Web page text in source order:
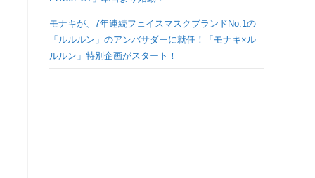
モナキが、7年連続フェイスマスクブランドNo.1の
「ルルルン」のアンバサダーに就任！「モナキ×ル
ルルン」特別企画がスタート！